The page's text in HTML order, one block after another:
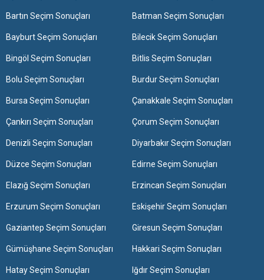
Bartın Seçim Sonuçları Batman Seçim Sonuçları
Bayburt Seçim Sonuçları Bilecik Seçim Sonuçları
Bingöl Seçim Sonuçları Bitlis Seçim Sonuçları
Bolu Seçim Sonuçları Burdur Seçim Sonuçları
Bursa Seçim Sonuçları Çanakkale Seçim Sonuçları
Çankırı Seçim Sonuçları Çorum Seçim Sonuçları
Denizli Seçim Sonuçları Diyarbakır Seçim Sonuçları
Düzce Seçim Sonuçları Edirne Seçim Sonuçları
Elazığ Seçim Sonuçları Erzincan Seçim Sonuçları
Erzurum Seçim Sonuçları Eskişehir Seçim Sonuçları
Gaziantep Seçim Sonuçları Giresun Seçim Sonuçları
Gümüşhane Seçim Sonuçları Hakkari Seçim Sonuçları
Hatay Seçim Sonuçları Iğdır Seçim Sonuçları